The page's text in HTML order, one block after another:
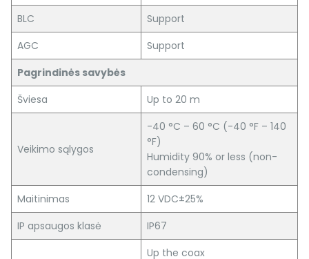
BLC
Support
AGC
Support
Pagrindinės savybės
Šviesa
Up to 20 m
Veikimo sąlygos
-40 °C – 60 °C (-40 °F – 140
°F)
Humidity 90% or less (non-
condensing)
Maitinimas
12 VDC±25%
IP apsaugos klasė
IP67
Up the coax